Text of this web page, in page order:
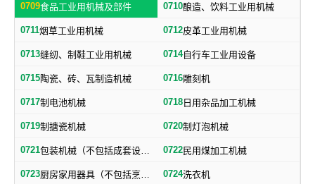
0709食品工业用机械及部件 0710酿造、饮料工业用机械
0711烟草工业用机械 0712皮革工业用机械
0713缝纫、制鞋工业用机械 0714自行车工业用设备
0715陶瓷、砖、瓦制造机械 0716雕刻机
0717制电池机械 0718 日用杂品加工机械
0719制搪瓷机械 0720制灯泡机械
0721 包装机械（不包括成套设备专用包装机械） 0722民用煤加工机械
0723 厨房家用器具（不包括烹调、电气加热设备及厨房手工具） 0724洗衣机